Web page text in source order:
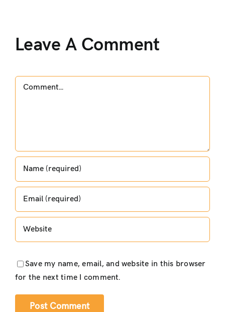
Leave A Comment
Comment
Save my name, email, and website in this browser
for the next time I comment.